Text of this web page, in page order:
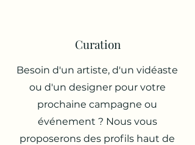
Curation
Besoin d'un artiste, d'un vidéaste
ou d'un designer pour votre
prochaine campagne ou
événement ? Nous vous
proposerons des profils haut de